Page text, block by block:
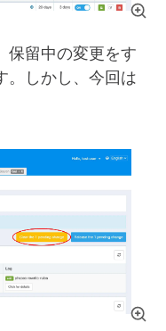
保留中の変更をす
。しかし、今回は